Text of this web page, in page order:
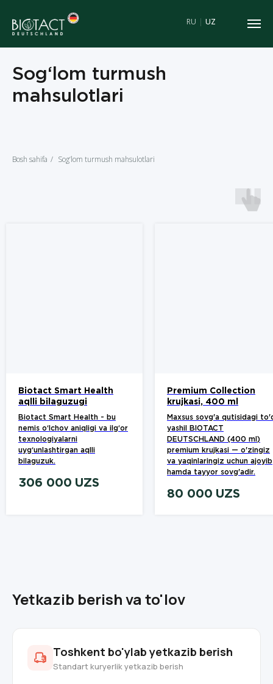
RU | UZ
Sog‘lom turmush
mahsulotlari
Bosh sahifa / Sog‘lom turmush mahsulotlari
Biotact Smart Health
aqlli bilaguzugi
Biotact Smart Health - bu
nemis o‘lchov aniqligi va ilg‘or
texnologiyalarni
uyg‘unlashtirgan aqlli
bilaguzuk.
306 000 UZS
Premium Collection
krujkasi, 400 ml
Maxsus sovg'a qutisidagi
yashil BIOTACT
DEUTSCHLAND (400 ml)
premium krujkasi — o'zingiz
va yaqinlaringiz uchun ajoyib
hamda tayyor sovg'adir.
80 000 UZS
Yetkazib berish va to'lov
Toshkent bo'ylab yetkazib berish
Standart kuryerlik yetkazib berish